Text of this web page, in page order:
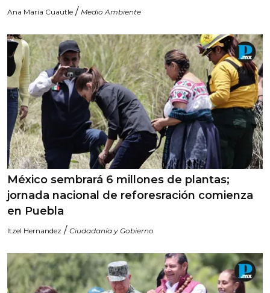
Ana María Cuautle / Medio Ambiente
México sembrará 6 millones de plantas;
jornada nacional de reforesración comienza
en Puebla
Itzel Hernandez / Ciudadanía y Gobierno